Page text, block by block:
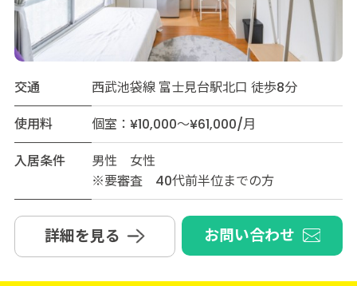
交通
西武池袋線 富士見台駅北口 徒歩8分
使用料
個室：¥10,000～¥61,000/月
入居条件
男性 女性
※要審査 40代前半位までの方
詳細を見る お問い合わせ